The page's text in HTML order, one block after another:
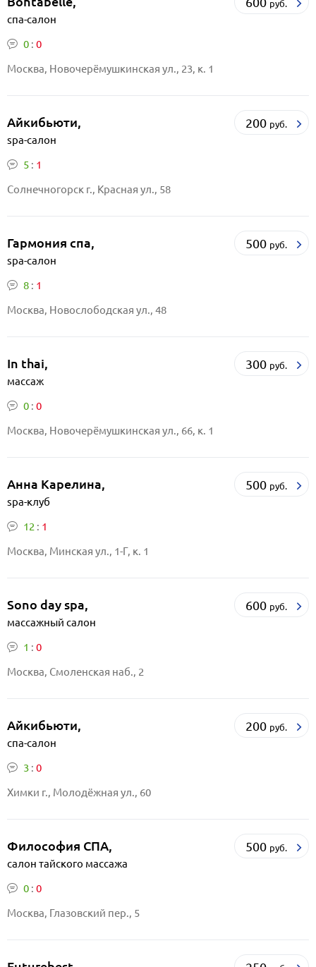
руб.
спа-салон
0 : 0
Москва, Новочерёмушкинская ул., 23, к. 1
200 руб.
Айкибьюти,
spa-салон
5 : 1
Солнечногорск г., Красная ул., 58
500 руб.
Гармония спа,
spa-салон
8 : 1
Москва, Новослободская ул., 48
300 руб.
In thai,
массаж
0 : 0
Москва, Новочерёмушкинская ул., 66, к. 1
500 руб.
Анна Карелина,
spa-клуб
12 : 1
Москва, Минская ул., 1-Г, к. 1
600 руб.
Sono day spa,
массажный салон
1 : 0
Москва, Смоленская наб., 2
200 руб.
Айкибьюти,
спа-салон
3 : 0
Химки г., Молодёжная ул., 60
500 руб.
Философия СПА,
салон тайского массажа
0 : 0
Москва, Глазовский пер., 5